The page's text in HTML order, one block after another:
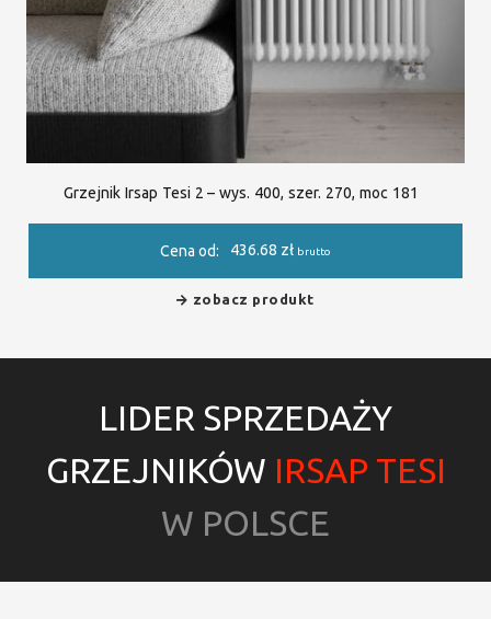
Grzejnik Irsap Tesi 2 – wys. 400, szer. 270, moc 181
Cena od: 436.68 zł brutto
zobacz produkt
LIDER SPRZEDAŻY
GRZEJNIKÓW IRSAP TESI
W POLSCE